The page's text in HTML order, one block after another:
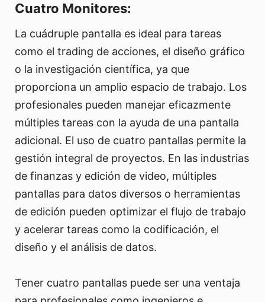
Cuatro Monitores:
La cuádruple pantalla es ideal para tareas
como el trading de acciones, el diseño gráfico
o la investigación científica, ya que
proporciona un amplio espacio de trabajo. Los
profesionales pueden manejar eficazmente
múltiples tareas con la ayuda de una pantalla
adicional. El uso de cuatro pantallas permite la
gestión integral de proyectos. En las industrias
de finanzas y edición de video, múltiples
pantallas para datos diversos o herramientas
de edición pueden optimizar el flujo de trabajo
y acelerar tareas como la codificación, el
diseño y el análisis de datos.
Tener cuatro pantallas puede ser una ventaja